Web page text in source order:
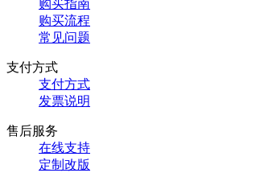
购买指南
购买流程
常见问题
支付方式
支付方式
发票说明
售后服务
在线支持
定制改版